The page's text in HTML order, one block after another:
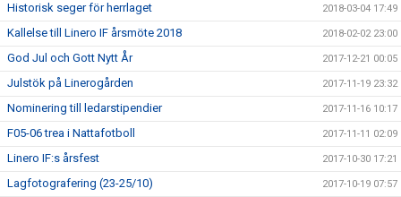
Historisk seger för herrlaget 2018-03-04 17:49
Kallelse till Linero IF årsmöte 2018 2018-02-02 23:00
God Jul och Gott Nytt År 2017-12-21 00:05
Julstök på Linerogården 2017-11-19 23:32
Nominering till ledarstipendier 2017-11-16 10:17
F05-06 trea i Nattafotboll 2017-11-11 02:09
Linero IF:s årsfest 2017-10-30 17:21
Lagfotografering (23-25/10) 2017-10-19 07:57